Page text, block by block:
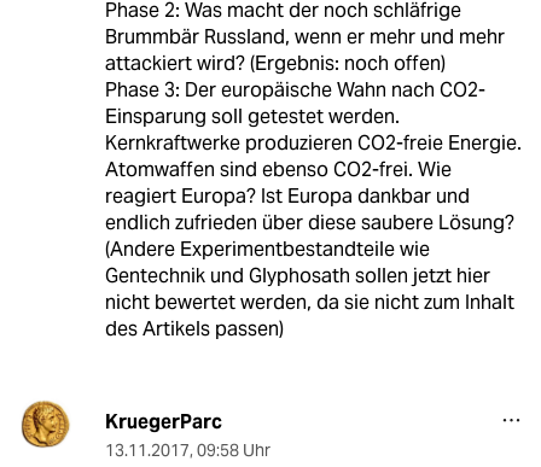
Phase 2: Was macht der noch schläfrige
Brummbär Russland, wenn er mehr und mehr
attackiert wird? (Ergebnis: noch offen)
Phase 3: Der europäische Wahn nach CO2-
Einsparung soll getestet werden.
Kernkraftwerke produzieren CO2-freie Energie.
Atomwaffen sind ebenso CO2-frei. Wie
reagiert Europa? Ist Europa dankbar und
endlich zufrieden über diese saubere Lösung?
(Andere Experimentbestandteile wie
Gentechnik und Glyphosath sollen jetzt hier
nicht bewertet werden, da sie nicht zum Inhalt
des Artikels passen)
KruegerParc
13.11.2017, 09:58 Uhr